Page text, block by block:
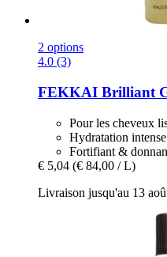
2 options
4.0 (3)
FEKKAI Brilliant
Pour les cheveux
Hydratation intense
Fortifiant &
€ 5,04 (€ 84,00 / L)
Livraison jusqu'au 13